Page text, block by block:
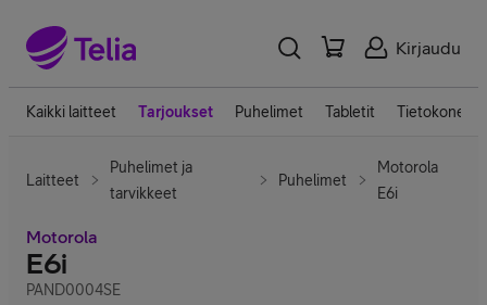
Kirjaudu
Kaikki laitteet Tarjoukset Puhelimet Tabletit Tietokoneet
Laitteet
Puhelimet ja
tarvikkeet
Puhelimet
Motorola
E6i
Motorola
E6i
PAND0004SE